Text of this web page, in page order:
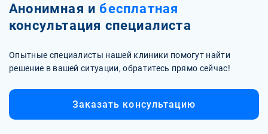
Анонимная и бесплатная
консультация специалиста
Опытные специалисты нашей клиники помогут найти
решение в вашей ситуации, обратитесь прямо сейчас!
Заказать консультацию